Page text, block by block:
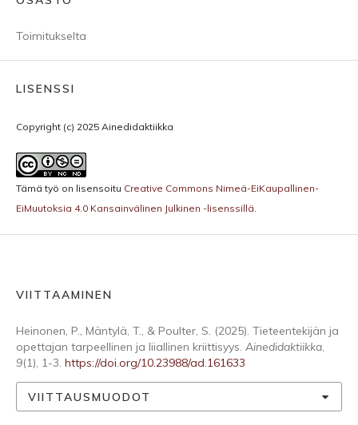
Toimitukselta
LISENSSI
Copyright (c) 2025 Ainedidaktiikka
Tämä työ on lisensoitu Creative Commons Nimeä-EiKaupallinen-
EiMuutoksia 4.0 Kansainvälinen Julkinen -lisenssillä.
VIITTAAMINEN
Heinonen, P., Mäntylä, T., & Poulter, S. (2025). Tieteentekijän ja
opettajan tarpeellinen ja liiallinen kriittisyys. Ainedidaktiikka,
9(1), 1-3. https://doi.org/10.23988/ad.161633
VIITTAUSMUODOT